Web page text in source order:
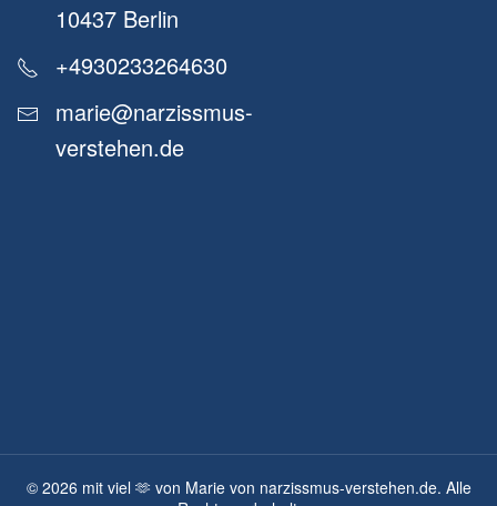
10437 Berlin
+4930233264630
marie@narzissmus-
verstehen.de
© 2026 mit viel 🫶 von Marie von narzissmus-verstehen.de. Alle